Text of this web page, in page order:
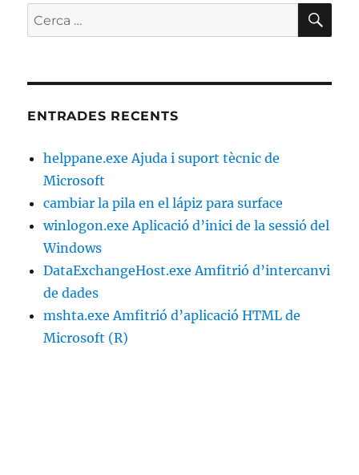
Cerca:
ENTRADES RECENTS
helppane.exe Ajuda i suport tècnic de
Microsoft
cambiar la pila en el lápiz para surface
winlogon.exe Aplicació d’inici de la sessió del
Windows
DataExchangeHost.exe Amfitrió d’intercanvi
de dades
mshta.exe Amfitrió d’aplicació HTML de
Microsoft (R)